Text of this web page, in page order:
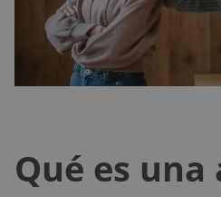
Qué es